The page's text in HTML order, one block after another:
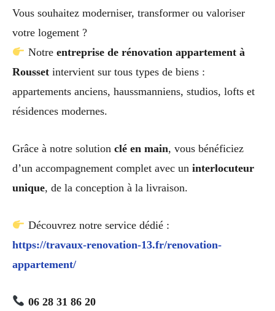
Vous souhaitez moderniser, transformer ou valoriser
votre logement ?
Notre entreprise de rénovation appartement à
Rousset intervient sur tous types de biens :
appartements anciens, haussmanniens, studios, lofts et
résidences modernes.
Grâce à notre solution clé en main, vous bénéficiez
d’un accompagnement complet avec un interlocuteur
unique, de la conception à la livraison.
Découvrez notre service dédié :
https://travaux-renovation-13.fr/renovation-
appartement/
06 28 31 86 20